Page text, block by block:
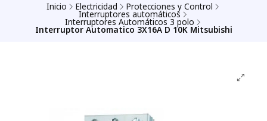
Inicio Electricidad Protecciones y Control
Interruptores automáticos
Interruptores Automáticos 3 polo
Interruptor Automatico 3X16A D 10K Mitsubishi